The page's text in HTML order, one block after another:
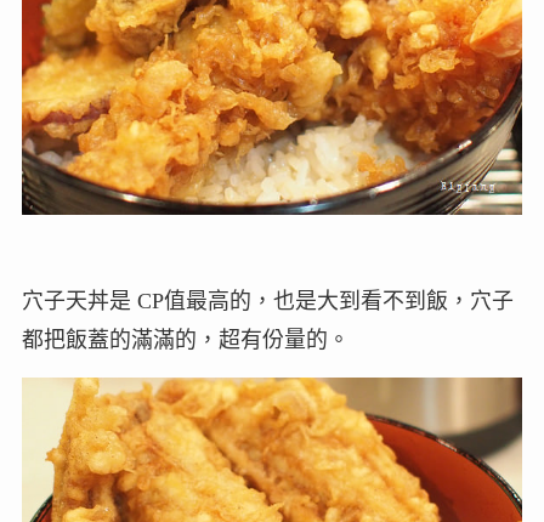
穴子天丼是 CP值最高的，也是大到看不到飯，穴子
都把飯蓋的滿滿的，超有份量的。